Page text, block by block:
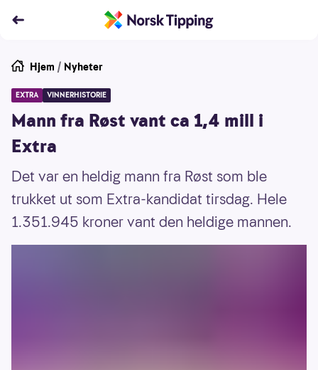
Hjem / Nyheter
EXTRA VINNERHISTORIE
Mann fra Røst vant ca 1,4 mill i
Extra
Det var en heldig mann fra Røst som ble
trukket ut som Extra-kandidat tirsdag. Hele
1.351.945 kroner vant den heldige mannen.